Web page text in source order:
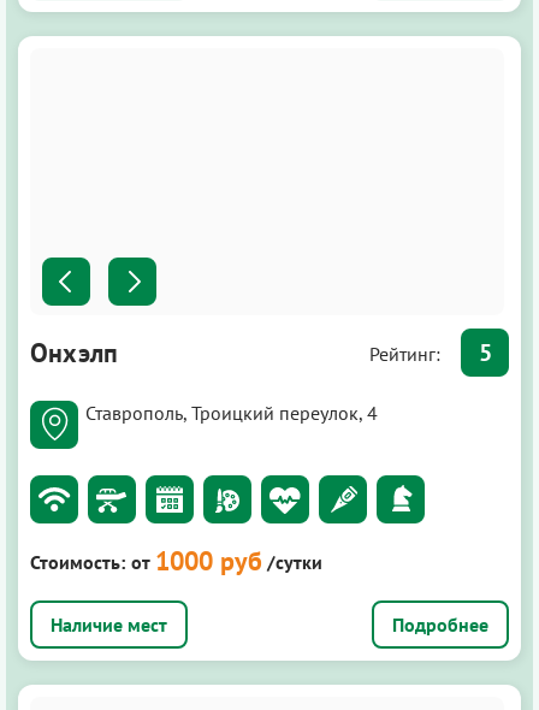
Онхэлп Рейтинг: 5
Ставрополь, Троицкий переулок, 4
Стоимость: от 1000 руб /сутки
Подробнее